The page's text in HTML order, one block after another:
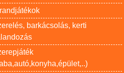
barkácsolás, kerti